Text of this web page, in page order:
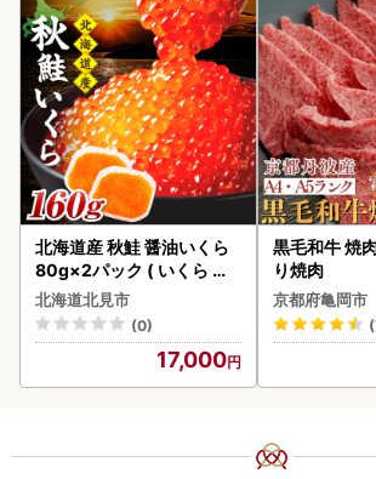
北海道産 秋鮭 醤油いくら
80g×2パック ( いくら イ
クラ 魚卵 鮭 サケ さけ 鮭い
くら 醤油漬け パック 北海
道産 ふるさと納税 秋鮭 )【
北海道北見市
(0)
17,000
黒毛和牛 焼
り焼肉
京都府亀岡市